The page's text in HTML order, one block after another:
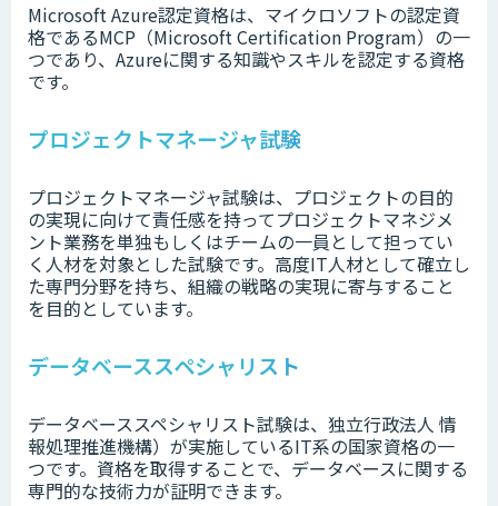
Microsoft Azure認定資格は、マイクロソフトの認定資
格であるMCP（Microsoft Certification Program）の一
つであり、Azureに関する知識やスキルを認定する資格
です。
プロジェクトマネージャ試験
プロジェクトマネージャ試験は、プロジェクトの目的
の実現に向けて責任感を持ってプロジェクトマネジメ
ント業務を単独もしくはチームの一員として担ってい
く人材を対象とした試験です。高度IT人材として確立し
た専門分野を持ち、組織の戦略の実現に寄与すること
を目的としています。
データベーススペシャリスト
データベーススペシャリスト試験は、独立行政法人 情
報処理推進機構）が実施しているIT系の国家資格の一
つです。資格を取得することで、データベースに関する
専門的な技術力が証明できます。